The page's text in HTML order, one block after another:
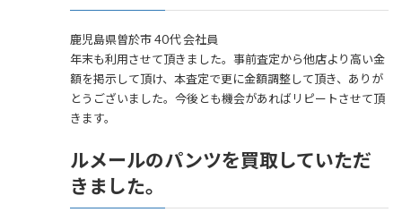
鹿児島県曽於市 40代 会社員
年末も利用させて頂きました。事前査定から他店より高い金
額を掲示して頂け、本査定で更に金額調整して頂き、ありが
とうございました。今後とも機会があればリピートさせて頂
きます。
ルメールのパンツを買取していただ
きました。